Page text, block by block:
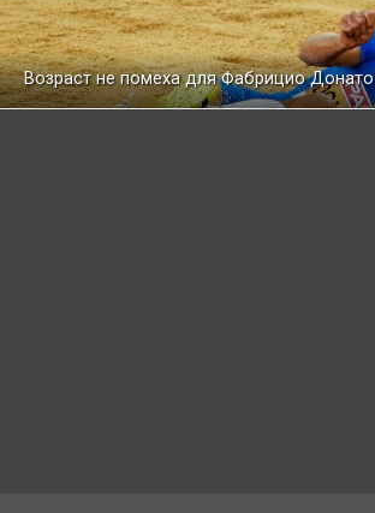
Возраст не помеха для Фабрицио Донато